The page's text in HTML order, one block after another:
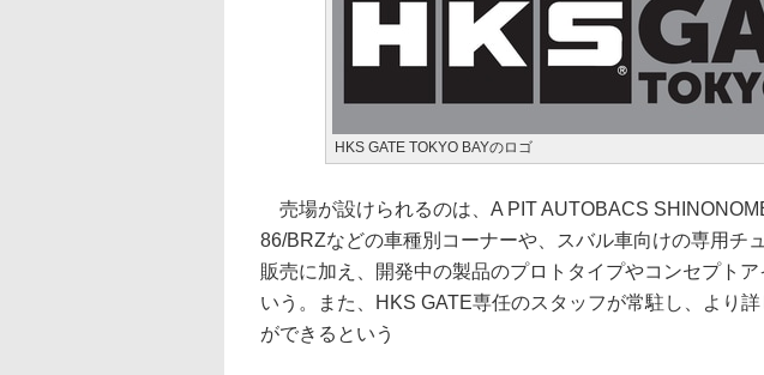
HKS GATE TOKYO BAYのロゴ
売場が設けられるのは、A PIT AUTOBACS
86/BRZなどの車種別コーナーや、スバル車向けの専用チ
販売に加え、開発中の製品のプロトタイプやコンセプト
いう。また、HKS GATE専任のスタッフが常駐し、より
ができるという